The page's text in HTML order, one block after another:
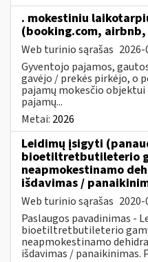
. mokestiniu
(booking.com,
Web turinio sąrašas
Gyventojo pajamos,
gavėjo / prekės pirkėjo, o
pajamų mokesčio objektui
pajamų...
Metai: 2026
Leidimų įsigyti
bioetiltretbutileterio
neapmokestinamo
išdavimas /
Web turinio sąrašas
Paslaugos pavadinimas -
bioetiltretbutileterio
neapmokestinamo
išdavimas / panaikinimas.